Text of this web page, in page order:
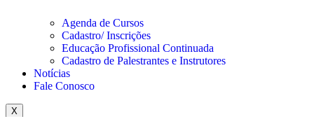
Agenda de Cursos
Cadastro/ Inscrições
Educação Profissional Continuada
Cadastro de Palestrantes e Instrutores
Notícias
Fale Conosco
X